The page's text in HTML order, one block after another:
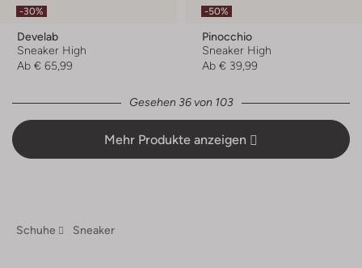
-30%
Develab
Sneaker High
Ab € 65,99
-50%
Pinocchio
Sneaker High
Ab € 39,99
Gesehen 36 von 103
Mehr Produkte anzeigen
Schuhe Sneaker